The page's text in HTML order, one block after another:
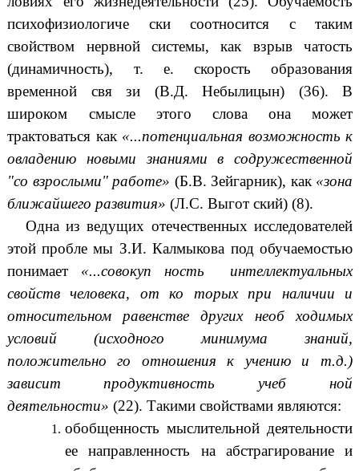
психофизиологиче ски соотносится с таким
свойством нервной системы, как взрыв чатость
(динамичность), т. е. скорость образования
временной свя зи (В.Д. Небылицын) (36). В
широком смысле этого слова она может
трактоваться как «...потенциальная возможность к
овладению новыми знаниями в содружественной
"со взрослыми" работе» (Б.В. Зейгарник), как «зона
ближайшего развития»(Л.С. Выгот ский) (8).
Одна из ведущих отечественных исследователей
этой пробле мы З.И. Калмыкова под обучаемостью
понимает «...совокуп ность интеллектуальных
свойств человека, от ко торых при наличии и
относительном равенстве других необ ходимых
условий (исходного минимума знаний,
положительно го отношения к учению и т.д.)
зависит продуктивность учеб ной
деятельности» (22). Такими свойствами являются:
обобщенность мыслительной деятельности
ее направленность на абстрагирование и